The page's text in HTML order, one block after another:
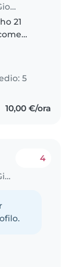
Educatore a Sesto San Giovanni
21
e
5
10,00 €/ora
Educatore a Sesto San Giovanni
4